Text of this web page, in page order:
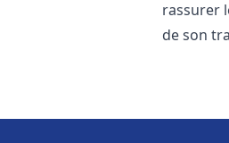
rassurer
de son